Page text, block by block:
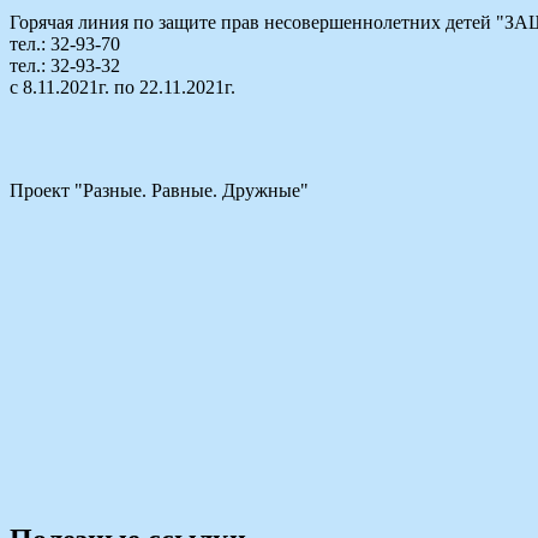
Горячая линия по защите прав несовершеннолетних
тел.: 32-93-70
тел.: 32-93-32
с 8.11.2021г. по 22.11.2021г.
Проект "Разные. Равные. Дружные"